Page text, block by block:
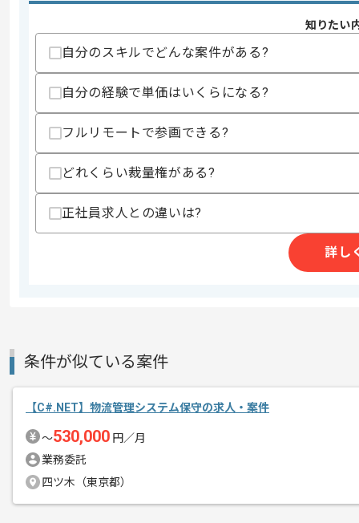
スキルに不安がある方へ
上記に似た経験やスキルをお持ちであれば
精算・お支払い
精算条件
有
精算基準時間
140時間〜180時間
支払いサイト
その他募集要項
商談回数
募集人数
2人
2022/01/04
メント
経験豊富なエンジニアと成長が出来る
参画後1週間は出社いただき、以降はリ
知りたい
自分のスキルでどんな案件がある?
自分の経験で単価はいくらになる?
フルリモートで参画できる?
どれくらい裁量権がある?
正社員求人との違いは?
詳し
条件が似ている案件
【C#.NET】物流管理システム保守の求人・案件
〜530,000 円／月
業務委託
四ツ木（東京都）